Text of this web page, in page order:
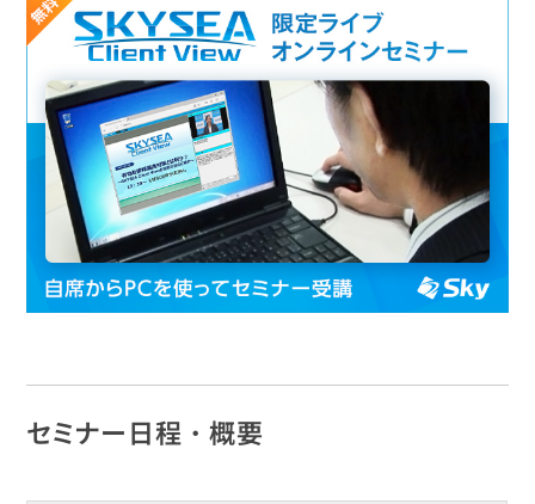
セミナー日程・概要